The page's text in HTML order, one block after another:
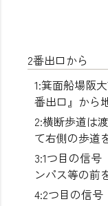
2番出口から
1:箕面船場阪
番出口』から
2:横断歩道は
て右側の歩道
3:1つ目の信
ンパス等の前
4:2つ目の信